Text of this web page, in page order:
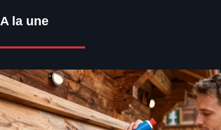
A la une